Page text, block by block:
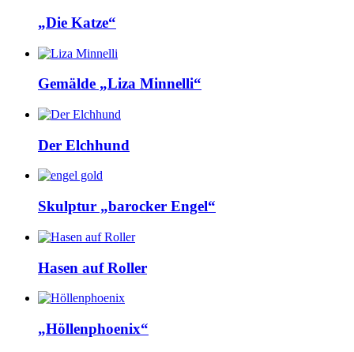
„Die Katze“
Gemälde „Liza Minnelli“
Der Elchhund
Skulptur „barocker Engel“
Hasen auf Roller
„Höllenphoenix“